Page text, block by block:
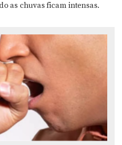
as chuvas ficam intensas.